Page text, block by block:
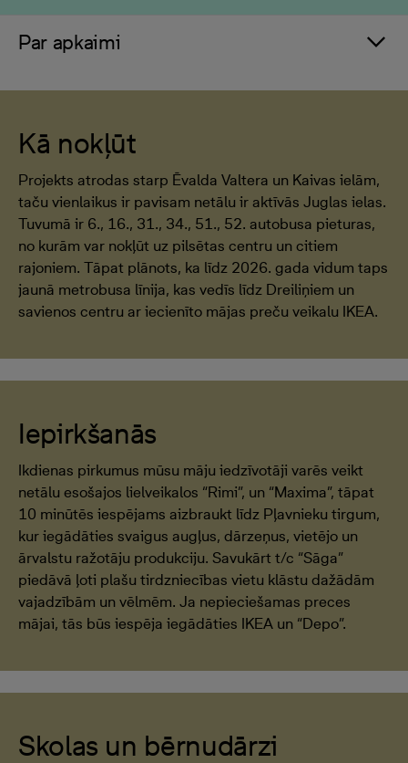
Par apkaimi
Kā nokļūt
Projekts atrodas starp Ēvalda Valtera un Kaivas ielām,
taču vienlaikus ir pavisam netālu ir aktīvās Juglas ielas.
Tuvumā ir 6., 16., 31., 34., 51., 52. autobusa pieturas,
no kurām var nokļūt uz pilsētas centru un citiem
rajoniem. Tāpat plānots, ka līdz 2026. gada vidum taps
jaunā metrobusa līnija, kas vedīs līdz Dreiliņiem un
savienos centru ar iecienīto mājas preču veikalu IKEA.
Iepirkšanās
Ikdienas pirkumus mūsu māju iedzīvotāji varēs veikt
netālu esošajos lielveikalos “Rimi”, un “Maxima”, tāpat
10 minūtēs iespējams aizbraukt līdz Pļavnieku tirgum,
kur iegādāties svaigus augļus, dārzeņus, vietējo un
ārvalstu ražotāju produkciju. Savukārt t/c “Sāga”
piedāvā ļoti plašu tirdzniecības vietu klāstu dažādām
vajadzībām un vēlmēm. Ja nepieciešamas preces
mājai, tās būs iespēja iegādāties IKEA un “Depo”.
Skolas un bērnudārzi